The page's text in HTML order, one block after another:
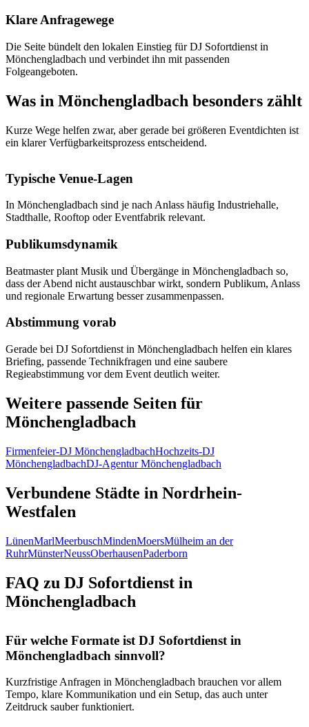
Klare Anfragewege
Die Seite bündelt den lokalen Einstieg für DJ Sofortdienst in
Mönchengladbach und verbindet ihn mit passenden
Folgeangeboten.
Was in Mönchengladbach besonders zählt
Kurze Wege helfen zwar, aber gerade bei größeren Eventdichten ist
ein klarer Verfügbarkeitsprozess entscheidend.
Typische Venue-Lagen
In Mönchengladbach sind je nach Anlass häufig Industriehalle,
Stadthalle, Rooftop oder Eventfabrik relevant.
Publikumsdynamik
Beatmaster plant Musik und Übergänge in Mönchengladbach so,
dass der Abend nicht austauschbar wirkt, sondern Publikum, Anlass
und regionale Erwartung besser zusammenpassen.
Abstimmung vorab
Gerade bei DJ Sofortdienst in Mönchengladbach helfen ein klares
Briefing, passende Technikfragen und eine saubere
Regieabstimmung vor dem Event deutlich weiter.
Weitere passende Seiten für
Mönchengladbach
Firmenfeier-DJ MönchengladbachHochzeits-DJ
MönchengladbachDJ-Agentur Mönchengladbach
Verbundene Städte in Nordrhein-
Westfalen
LünenMarlMeerbuschMindenMoersMülheim an der
RuhrMünsterNeussOberhausenPaderborn
FAQ zu DJ Sofortdienst in
Mönchengladbach
Für welche Formate ist DJ Sofortdienst in
Mönchengladbach sinnvoll?
Kurzfristige Anfragen in Mönchengladbach brauchen vor allem
Tempo, klare Kommunikation und ein Setup, das auch unter
Zeitdruck sauber funktioniert.